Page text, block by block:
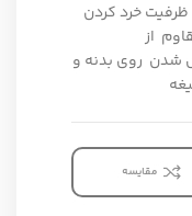
ظرفيت خرد كردن
از
شدن روي بدنه و
مقایسه